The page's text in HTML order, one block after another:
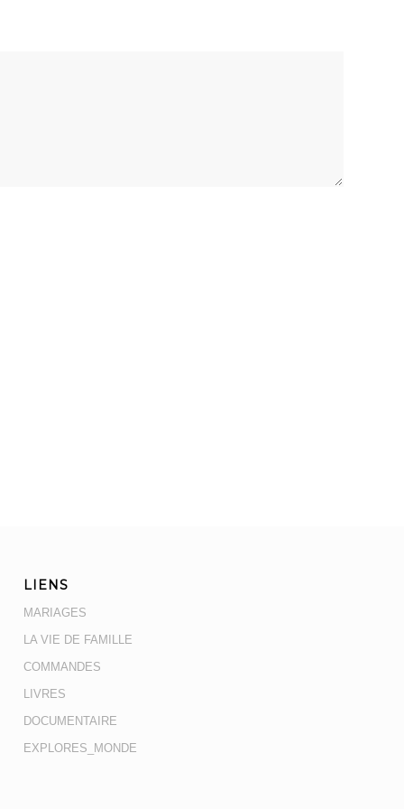
LIENS
MARIAGES
LA VIE DE FAMILLE
COMMANDES
LIVRES
DOCUMENTAIRE
EXPLORES_MONDE